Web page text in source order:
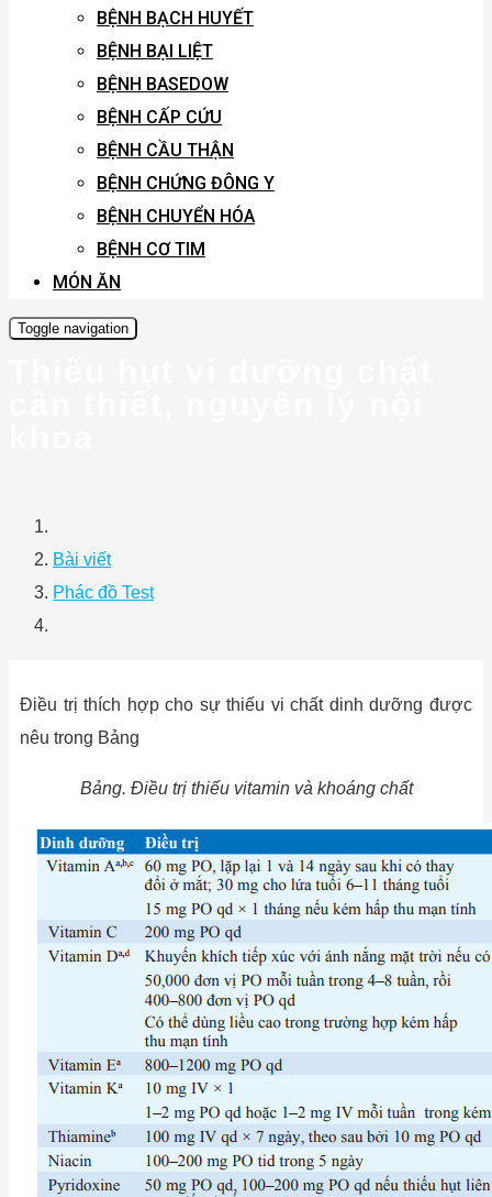
BỆNH BẠCH HUYẾT
BỆNH BẠI LIỆT
BỆNH BASEDOW
BỆNH CẤP CỨU
BỆNH CẦU THẬN
BỆNH CHỨNG ĐÔNG Y
BỆNH CHUYỂN HÓA
BỆNH CƠ TIM
MÓN ĂN
Toggle navigation
Bài viết
Phác đồ Test
Điều trị thích hợp cho sự thiếu vi chất dinh dưỡng được
nêu trong Bảng
Bảng. Điều trị thiếu vitamin và khoáng chất